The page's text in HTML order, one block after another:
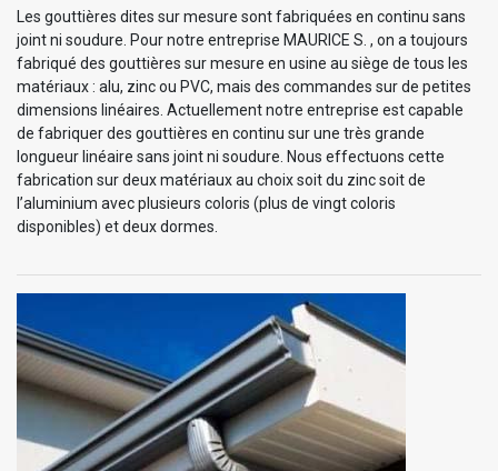
Les gouttières dites sur mesure sont fabriquées en continu sans
joint ni soudure. Pour notre entreprise MAURICE S. , on a toujours
fabriqué des gouttières sur mesure en usine au siège de tous les
matériaux : alu, zinc ou PVC, mais des commandes sur de petites
dimensions linéaires. Actuellement notre entreprise est capable
de fabriquer des gouttières en continu sur une très grande
longueur linéaire sans joint ni soudure. Nous effectuons cette
fabrication sur deux matériaux au choix soit du zinc soit de
l’aluminium avec plusieurs coloris (plus de vingt coloris
disponibles) et deux dormes.